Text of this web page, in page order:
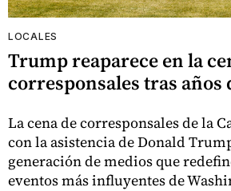
LOCALES
Trump reaparece en la
corresponsales tras años
La cena de corresponsales de la
con la asistencia de Donald
generación de medios que
eventos más influyentes de